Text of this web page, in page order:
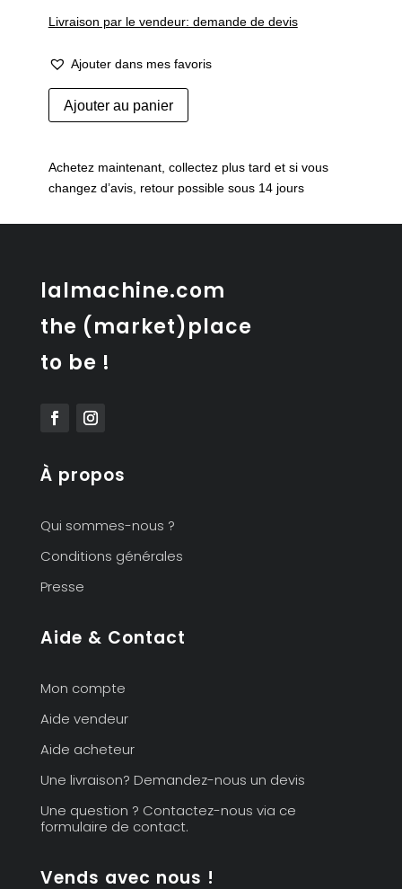
Livraison par le vendeur: demande de devis
Ajouter dans mes favoris
quantité
de
Ajouter au panier
Achetez maintenant, collectez plus tard et si vous
changez d’avis, retour possible sous 14 jours
lalmachine.com
the (market)place
to be !
À propos
Qui sommes-nous ?
Conditions générales
Presse
Aide & Contact
Mon compte
Aide vendeur
Aide acheteur
Une livraison? Demandez-nous un devis
Une question ? Contactez-nous via ce
formulaire de contact.
Vends avec nous !